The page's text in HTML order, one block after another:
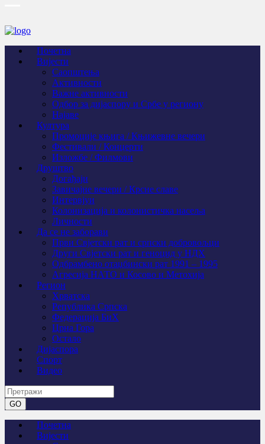
Почетна
Вијести
Саопштења
Активности
Важне активности
Одбор за дијаспору и Србе у региону
Најаве
Култура
Промоције књига / Књижевне вечери
Фестивали / Концерти
Изложбе / Филмови
Друштво
Догађаји
Завичајне вечери / Крсне славе
Интервјуи
Колонизација и колонистичка насеља
Личности
Да се не заборави
Први Свјeтски рат и српски добровољци
Други Свјетски рат и геноцид у НДХ
Одбрамбено отаџбински рат 1991 – 1995
Агресија НАТО и Косово и Метохија
Регион
Хрватска
Република Српска
Федерација БиХ
Црна Гора
Остало
Дијаспора
Спорт
Видео
Почетна
Вијести